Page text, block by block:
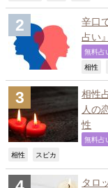
辛口
占い
無料占
相性
相性
人の
性
無料占
相性 スピカ
タロ